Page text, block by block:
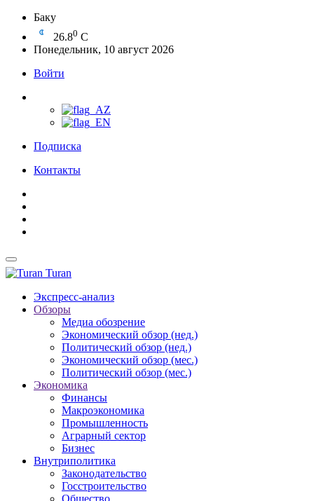
Баку
26.80 C
Понедельник, 10 август 2026
Войти
Подписка
Контакты
Turan
Экспресс-анализ
Обзоры
Медиа обозрение
Экономический обзор (нед.)
Политический обзор (нед.)
Экономический обзор (мес.)
Политический обзор (мес.)
Экономика
Финансы
Макроэкономика
Промышленность
Аграрный сектор
Бизнес
Внутриполитика
Законодательство
Госстроительство
Общество